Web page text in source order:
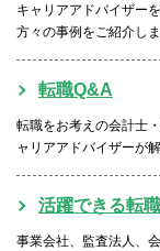
キャリアアドバイザー
方々の事例をご紹介しま
転職Q&A
転職をお考えの会計士
ャリアアドバイザーが
活躍できる転
事業会社、監査法人、